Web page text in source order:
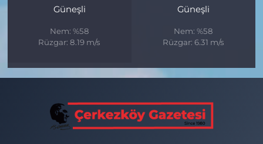
Güneşli
Nem: %58
Rüzgar: 8.19 m/s
Güneşli
Nem: %58
Rüzgar: 6.31 m/s